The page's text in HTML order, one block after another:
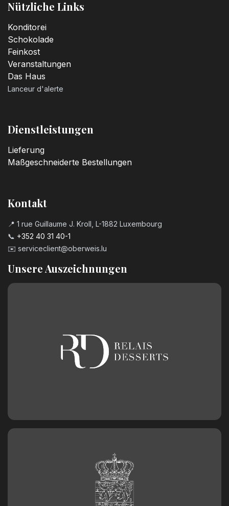
Nützliche Links
Konditorei
Schokolade
Feinkost
Veranstaltungen
Das Haus
Lanceur d'alerte
Dienstleistungen
Lieferung
Maßgeschneiderte Bestellungen
Kontakt
📍 1 rue Guillaume J. Kroll, L-1882 Luxembourg
📞 +352 40 31 40-1
✉️ serviceclient@oberweis.lu
Unsere Auszeichnungen